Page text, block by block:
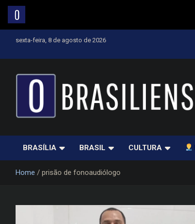
sexta-feira, 8 de agosto de 2026
BRASÍLIA BRASIL CULTURA
Home prisão de fonoaudiólogo